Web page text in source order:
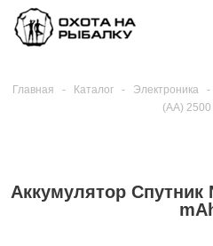
Главная - Каталог - Электроника -
(АА) 2500
Аккумулятор Спутник